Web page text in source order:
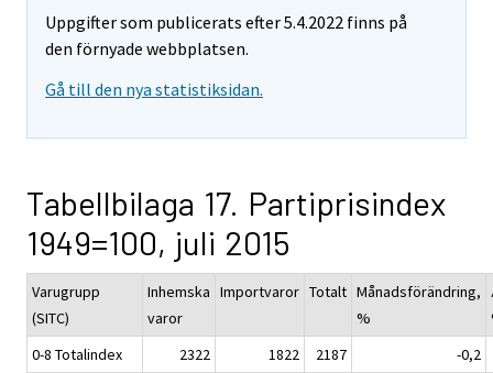
Uppgifter som publicerats efter 5.4.2022 finns på
den förnyade webbplatsen.
Gå till den nya statistiksidan.
Tabellbilaga 17. Partiprisindex
1949=100, juli 2015
Varugrupp
(SITC)
Inhemska
varor
Importvaror Totalt Månadsförändring,
%
0-8 Totalindex
2322 1822 2187
-0,2